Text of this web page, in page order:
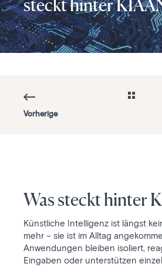
steckt hinter
Vorherige
Was steckt hinter
Künstliche Intelligenz ist längst
mehr – sie ist im Alltag
Anwendungen bleiben isoliert,
Eingaben oder unterstützen